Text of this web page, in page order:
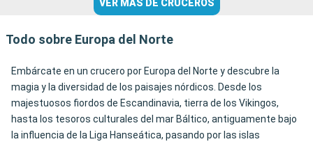
VER MÁS DE CRUCEROS
Todo sobre Europa del Norte
Embárcate en un crucero por Europa del Norte y descubre la
magia y la diversidad de los paisajes nórdicos. Desde los
majestuosos fiordos de Escandinavia, tierra de los Vikingos,
hasta los tesoros culturales del mar Báltico, antiguamente bajo
la influencia de la Liga Hanseática, pasando por las islas